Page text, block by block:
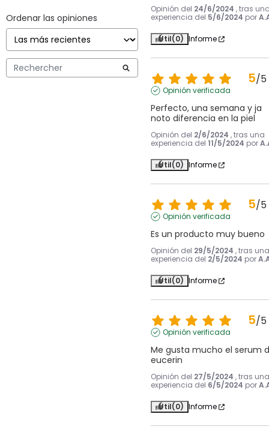
Ordenar las opiniones
Opinión del 24/6/2024 , tras
experiencia del 5/6/2024 por
Útil(0) Informe
5/5
Opinión verificada
Perfecto, una semana y ja
noto diferencia en la piel
Opinión del 2/6/2024 , tras una
experiencia del 11/5/2024 por
Útil(0) Informe
5/5
Opinión verificada
Es un producto muy bueno
Opinión del 29/5/2024 , tras una
experiencia del 2/5/2024 por
Útil(0) Informe
5/5
Opinión verificada
Me gusta mucho el serum
eucerin
Opinión del 27/5/2024 , tras una
experiencia del 6/5/2024 por
Útil(0) Informe